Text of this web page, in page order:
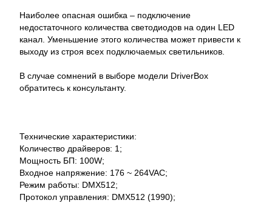
Наиболее опасная ошибка – подключение
недостаточного количества светодиодов на один LED
канал. Уменьшение этого количества может привести к
выходу из строя всех подключаемых светильников.
В случае сомнений в выборе модели DriverBox
обратитесь к консультанту.
Технические характеристики:
Количество драйверов: 1;
Мощность БП: 100W;
Входное напряжение: 176 ~ 264VAC;
Режим работы: DMX512;
Протокол управления: DMX512 (1990);